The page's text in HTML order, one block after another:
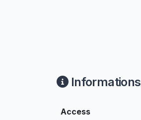
Informations
Access